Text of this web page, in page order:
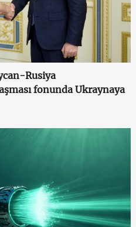
Rusiya
fonunda Ukraynaya